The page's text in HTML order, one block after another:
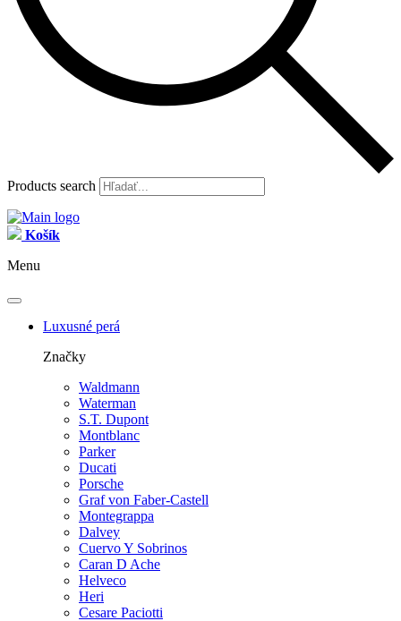
Products search
Košík
Menu
Luxusné perá
Značky
Waldmann
Waterman
S.T. Dupont
Montblanc
Parker
Ducati
Porsche
Graf von Faber-Castell
Montegrappa
Dalvey
Cuervo Y Sobrinos
Caran D Ache
Helveco
Heri
Cesare Paciotti